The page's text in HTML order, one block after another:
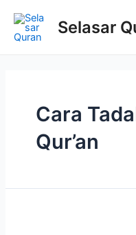
Selasar
Cara
Qur’an